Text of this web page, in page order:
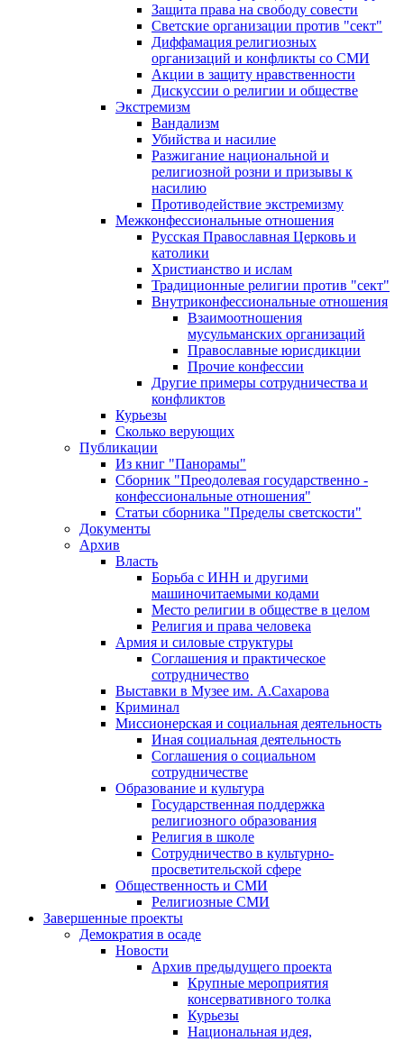
Защита права на свободу совести
Светские организации против "сект"
Диффамация религиозных
организаций и конфликты со СМИ
Акции в защиту нравственности
Дискуссии о религии и обществе
Экстремизм
Вандализм
Убийства и насилие
Разжигание национальной и
религиозной розни и призывы к
насилию
Противодействие экстремизму
Межконфессиональные отношения
Русская Православная Церковь и
католики
Христианство и ислам
Традиционные религии против "сект"
Внутриконфессиональные отношения
Взаимоотношения
мусульманских организаций
Православные юрисдикции
Прочие конфессии
Другие примеры сотрудничества и
конфликтов
Курьезы
Сколько верующих
Публикации
Из книг "Панорамы"
Сборник "Преодолевая государственно -
конфессиональные отношения"
Статьи сборника "Пределы светскости"
Документы
Архив
Власть
Борьба с ИНН и другими
машиночитаемыми кодами
Место религии в обществе в целом
Религия и права человека
Армия и силовые структуры
Соглашения и практическое
сотрудничество
Выставки в Музее им. А.Сахарова
Криминал
Миссионерская и социальная деятельность
Иная социальная деятельность
Соглашения о социальном
сотрудничестве
Образование и культура
Государственная поддержка
религиозного образования
Религия в школе
Сотрудничество в культурно-
просветительской сфере
Общественность и СМИ
Религиозные СМИ
Завершенные проекты
Демократия в осаде
Новости
Архив предыдущего проекта
Крупные мероприятия
консервативного толка
Курьезы
Национальная идея,